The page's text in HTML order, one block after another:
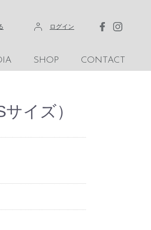
ログイン
SHOP CONTACT
イズ）